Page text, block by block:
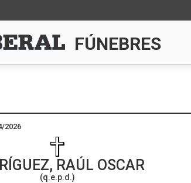
FÚNEBRES
2026
RAÚL OSCAR
(q.e.p.d.)